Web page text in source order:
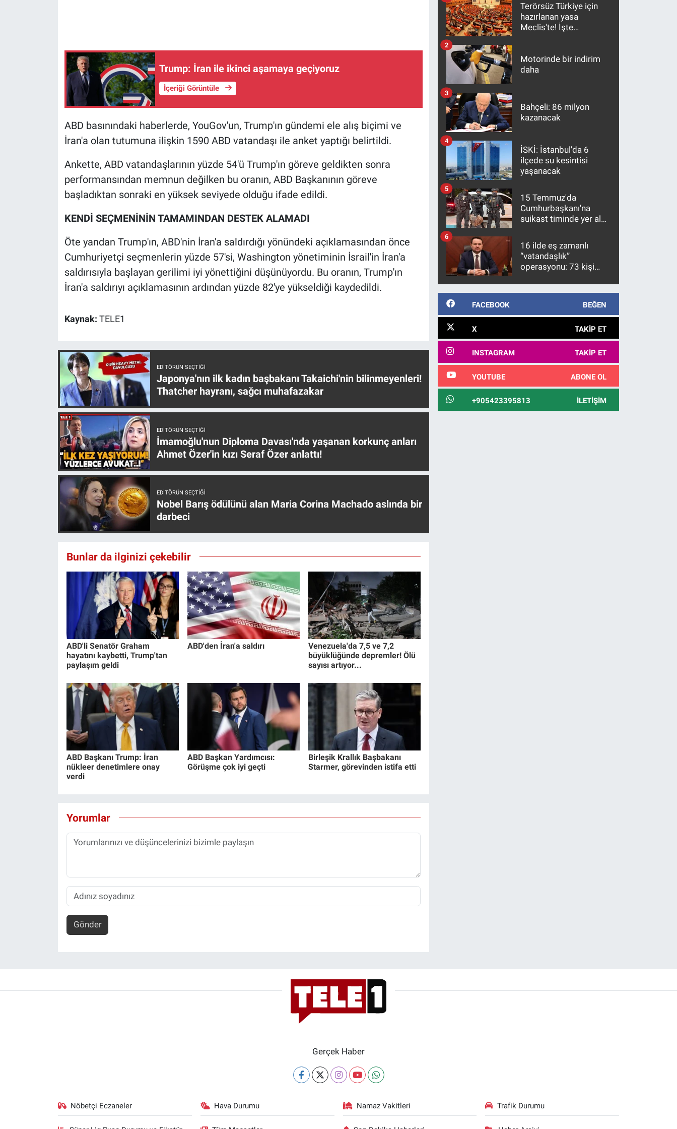
Trump: İran ile ikinci aşamaya geçiyoruz
İçeriği Görüntüle
ABD basınındaki haberlerde, YouGov'un, Trump'ın gündemi ele alış biçimi ve
İran'a olan tutumuna ilişkin 1590 ABD vatandaşı ile anket yaptığı belirtildi.
Ankette, ABD vatandaşlarının yüzde 54'ü Trump'ın göreve geldikten sonra
performansından memnun değilken bu oranın, ABD Başkanının göreve
başladıktan sonraki en yüksek seviyede olduğu ifade edildi.
KENDİ SEÇMENİNİN TAMAMINDAN DESTEK ALAMADI
Öte yandan Trump'ın, ABD'nin İran'a saldırdığı yönündeki açıklamasından önce
Cumhuriyetçi seçmenlerin yüzde 57'si, Washington yönetiminin İsrail'in İran'a
saldırısıyla başlayan gerilimi iyi yönettiğini düşünüyordu. Bu oranın, Trump'ın
İran'a saldırıyı açıklamasının ardından yüzde 82'ye yükseldiği kaydedildi.
Kaynak: TELE1
EDITÖRÜN SEÇTIĞI
Japonya'nın ilk kadın başbakanı Takaichi'nin bilinmeyenleri!
Thatcher hayranı, sağcı muhafazakar
EDITÖRÜN SEÇTIĞI
İmamoğlu'nun Diploma Davası'nda yaşanan korkunç anları
Ahmet Özer'in kızı Seraf Özer anlattı!
EDITÖRÜN SEÇTIĞI
Nobel Barış ödülünü alan Maria Corina Machado aslında bir
darbeci
Bunlar da ilginizi çekebilir
ABD'li Senatör Graham
hayatını kaybetti, Trump'tan
paylaşım geldi
ABD'den İran'a saldırı
Venezuela'da 7,5 ve 7,2
büyüklüğünde depremler! Ölü
sayısı artıyor...
ABD Başkanı Trump: İran
nükleer denetimlere onay
verdi
ABD Başkan Yardımcısı:
Görüşme çok iyi geçti
Birleşik Krallık Başbakanı
Starmer, görevinden istifa etti
Yorumlar
Gönder
Terörsüz Türkiye için
hazırlanan yasa
Meclis'te! İşte
Motorinde bir indirim
daha
2
Bahçeli: 86 milyon
kazanacak
3
İSKİ: İstanbul'da 6
ilçede su kesintisi
yaşanacak
4
15 Temmuz'da
Cumhurbaşkanı'na
suikast timinde yer alan
10 yıl sonra yakalandı
5
16 ilde eş zamanlı
“vatandaşlık”
operasyonu: 73 kişi
6
FACEBOOK BEĞEN
X TAKIP ET
INSTAGRAM TAKIP ET
YOUTUBE ABONE OL
+905423395813 İLETIŞIM
Gerçek Haber
Nöbetçi Eczaneler Hava Durumu Namaz Vakitleri Trafik Durumu
Günün görüntüsü
Kültür Sanat
Programlar
Teknoloji
Türkiye'nin Geleceği
Türkiye'nin Gündemi
Yerel Gündem
Yerel Yaşam
Canlı Yayın